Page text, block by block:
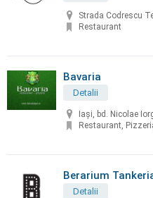
Strada Codrescu
Restaurant
Bavaria
Detalii
Iași, bd. Nicolae
Restaurant,
Berarium
Detalii